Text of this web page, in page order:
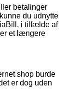
betalinger
du udnytte
i tilfælde af
et længere
shop burde
er dog uden